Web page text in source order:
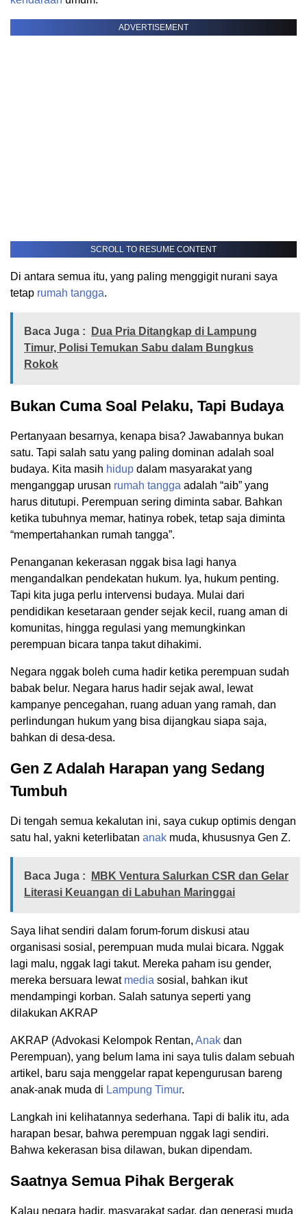
ADVERTISEMENT
SCROLL TO RESUME CONTENT
Di antara semua itu, yang paling menggigit nurani saya
tetap rumah tangga.
Baca Juga :
Dua Pria Ditangkap di Lampung
Timur, Polisi Temukan Sabu dalam Bungkus
Rokok
Bukan Cuma Soal Pelaku, Tapi Budaya
Pertanyaan besarnya, kenapa bisa? Jawabannya bukan
satu. Tapi salah satu yang paling dominan adalah soal
budaya. Kita masih hidup dalam masyarakat yang
menganggap urusan rumah tangga adalah “aib” yang
harus ditutupi. Perempuan sering diminta sabar. Bahkan
ketika tubuhnya memar, hatinya robek, tetap saja diminta
“mempertahankan rumah tangga”.
Penanganan kekerasan nggak bisa lagi hanya
mengandalkan pendekatan hukum. Iya, hukum penting.
Tapi kita juga perlu intervensi budaya. Mulai dari
pendidikan kesetaraan gender sejak kecil, ruang aman di
komunitas, hingga regulasi yang memungkinkan
perempuan bicara tanpa takut dihakimi.
Negara nggak boleh cuma hadir ketika perempuan sudah
babak belur. Negara harus hadir sejak awal, lewat
kampanye pencegahan, ruang aduan yang ramah, dan
perlindungan hukum yang bisa dijangkau siapa saja,
bahkan di desa-desa.
Gen Z Adalah Harapan yang Sedang
Tumbuh
Di tengah semua kekalutan ini, saya cukup optimis dengan
satu hal, yakni keterlibatan anak muda, khususnya Gen Z.
Baca Juga :
MBK Ventura Salurkan CSR dan Gelar
Literasi Keuangan di Labuhan Maringgai
Saya lihat sendiri dalam forum-forum diskusi atau
organisasi sosial, perempuan muda mulai bicara. Nggak
lagi malu, nggak lagi takut. Mereka paham isu gender,
mereka bersuara lewat media sosial, bahkan ikut
mendampingi korban. Salah satunya seperti yang
dilakukan AKRAP
AKRAP (Advokasi Kelompok Rentan, Anak dan
Perempuan), yang belum lama ini saya tulis dalam sebuah
artikel, baru saja menggelar rapat kepengurusan bareng
anak-anak muda di Lampung Timur.
Langkah ini kelihatannya sederhana. Tapi di balik itu, ada
harapan besar, bahwa perempuan nggak lagi sendiri.
Bahwa kekerasan bisa dilawan, bukan dipendam.
Saatnya Semua Pihak Bergerak
Kalau negara hadir, masyarakat sadar, dan generasi muda